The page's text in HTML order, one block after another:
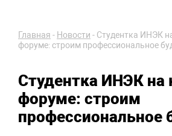
Главная - Новости - Студентка ИНЭК
форуме: строим профессиональное
Студентка ИНЭК на
форуме: строим
профессиональное